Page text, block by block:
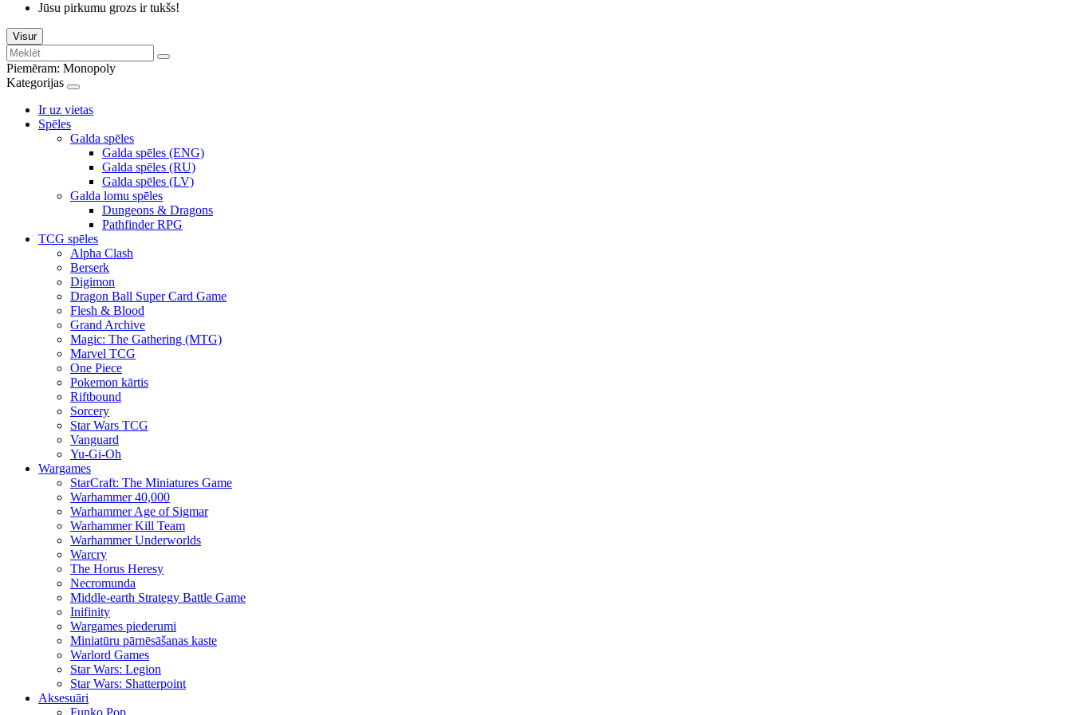
Jūsu pirkumu grozs ir tukšs!
Visur
Piemēram: Monopoly
Kategorijas
Ir uz vietas
Spēles
Galda spēles
Galda spēles (ENG)
Galda spēles (RU)
Galda spēles (LV)
Galda lomu spēles
Dungeons & Dragons
Pathfinder RPG
TCG spēles
Alpha Clash
Berserk
Digimon
Dragon Ball Super Card Game
Flesh & Blood
Grand Archive
Magic: The Gathering (MTG)
Marvel TCG
One Piece
Pokemon kārtis
Riftbound
Sorcery
Star Wars TCG
Vanguard
Yu-Gi-Oh
Wargames
StarCraft: The Miniatures Game
Warhammer 40,000
Warhammer Age of Sigmar
Warhammer Kill Team
Warhammer Underworlds
Warcry
The Horus Heresy
Necromunda
Middle-earth Strategy Battle Game
Inifinity
Wargames piederumi
Miniatūru pārnēsāšanas kaste
Warlord Games
Star Wars: Legion
Star Wars: Shatterpoint
Aksesuāri
Funko Pop